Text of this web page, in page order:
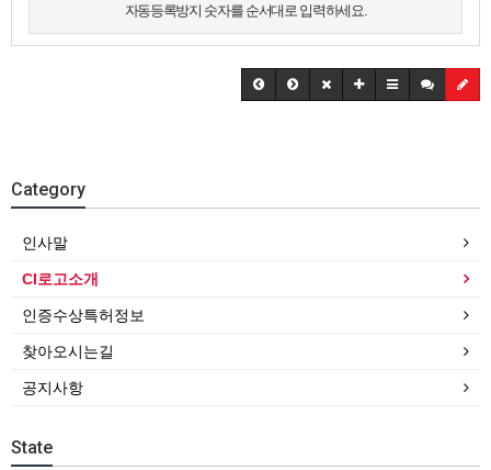
자동등록방지 숫자를 순서대로 입력하세요.
Category
인사말
CI로고소개
인증수상특허정보
찾아오시는길
공지사항
State